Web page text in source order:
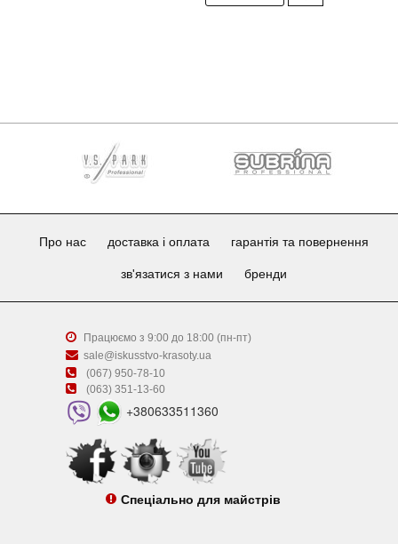
Про нас доставка і оплата гарантія та повернення
зв'язатися з нами бренди
Працюємо з 9:00 до 18:00 (пн-пт)
sale@iskusstvo-krasoty.ua
(067) 950-78-10
(063) 351-13-60
+380633511360
Спеціально для майстрів